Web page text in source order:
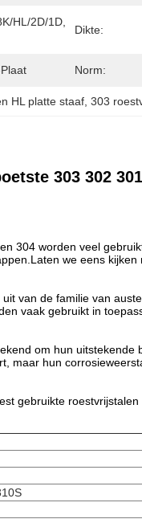
HL/2D/1D,
Dikte:
Norm:
HL platte staaf , 303
303 302
304 worden veel
we eens
van de familie van
vaak gebruikt in
om hun
maar hun
gebruikte